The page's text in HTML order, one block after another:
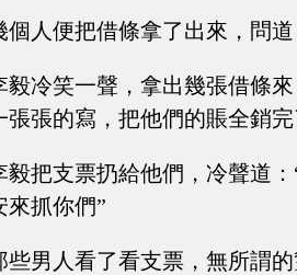
個人便把借條拿了出來，問
毅冷笑一聲，拿出幾張借條
張張的寫，把他們的賬全銷
毅把支票扔給他們，冷聲道
來抓你們”
些男人看了看支票，無所謂